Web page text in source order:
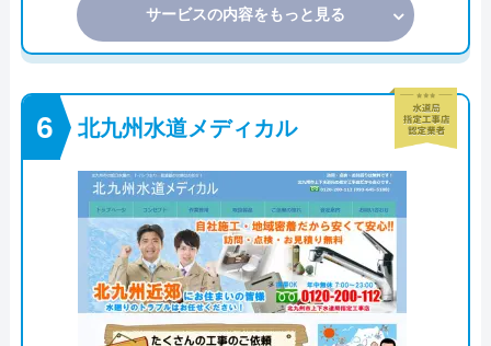
サービスの内容をもっと見る
北九州水道メディカル